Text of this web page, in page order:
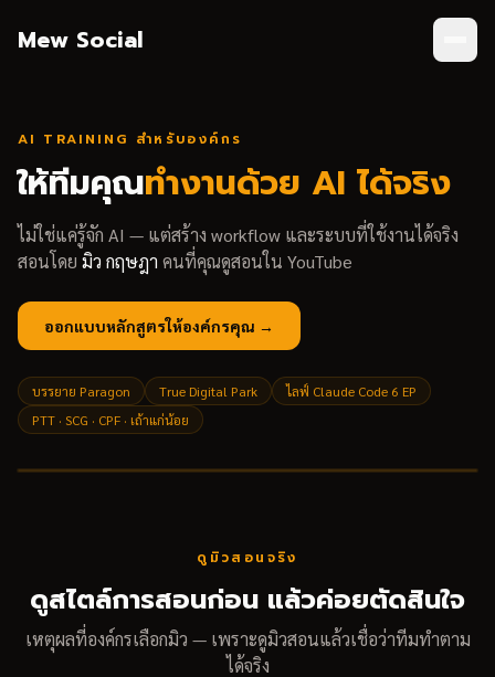
Mew Social
หน้าแรก
Training
Blog
About
อาวุธ AI
AI TRAINING สำหรับองค์กร
ให้ทีมคุณทำงานด้วย AI ได้จริง
ไม่ใช่แค่รู้จัก AI — แต่สร้าง workflow และระบบที่ใช้งานได้จริง
สอนโดย มิว กฤษฎา คนที่คุณดูสอนใน YouTube
ออกแบบหลักสูตรให้องค์กรคุณ →
บรรยาย Paragon True Digital Park
ไลฟ์ Claude Code 6 EP
PTT · SCG · CPF · เถ้าแก่น้อย
ดูมิวสอนจริง
ดูสไตล์การสอนก่อน แล้วค่อยตัดสินใจ
เหตุผลที่องค์กรเลือกมิว — เพราะดูมิวสอนแล้วเชื่อว่าทีมทำตาม
ได้จริง